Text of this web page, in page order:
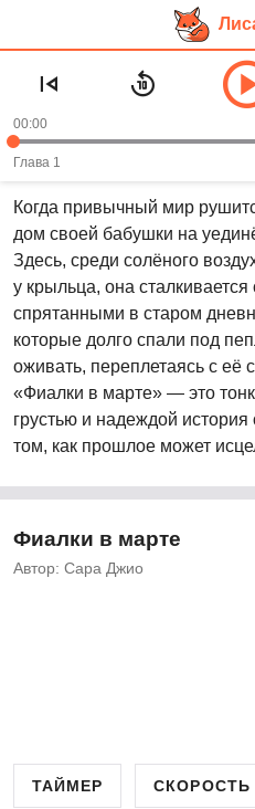
основному
контенту
Аудиокнига
Сара Джио
Рекомендуем слушать в
Когда привычный мир
дом своей бабушки на
Здесь, среди солёного
у крыльца, она
спрятанными в старом
которые долго спали под
оживать, переплетаясь с её
«Фиалки в марте» — это
грустью и надеждой
том, как прошлое может
Фиалки в марте
Автор: Сара Джио
00:00
Глава 1
ТАЙМЕР СКОРОСТЬ